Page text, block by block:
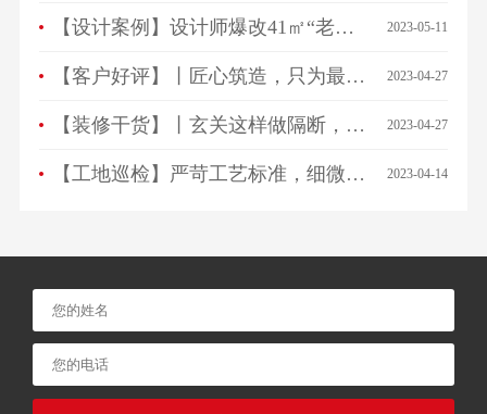
【设计案例】设计师爆改41㎡“老破小”，一房变三房，住祖孙三代五口人不拥挤！ 2023-05-11
【客户好评】丨匠心筑造，只为最美相遇，来看看ta们怎么说… 2023-04-27
【装修干货】丨玄关这样做隔断，一进门就被惊艳！ 2023-04-27
【工地巡检】严苛工艺标准，细微之处见品质！ 2023-04-14